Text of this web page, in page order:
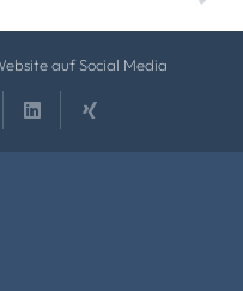
auf Social Media